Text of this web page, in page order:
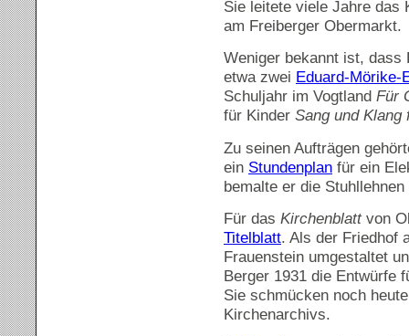
Sie leitete viele Jahre das
am Freiberger Obermarkt.
Weniger bekannt ist,
etwa zwei Eduard-Mörike-
Schuljahr im Vogtland Für
für Kinder Sang und Klang
Zu seinen Aufträgen
ein Stundenplan für ein
bemalte er die
Für das Kirchenblattvon
Titelblatt. Als der Friedhof
Frauenstein umgestaltet
Berger 1931 die Entwürfe
Sie schmücken noch
Kirchenarchivs.